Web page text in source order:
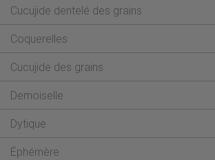
Cucujide dentelé des grains
Coquerelles
Cucujide des grains
Demoiselle
Dytique
Éphémère